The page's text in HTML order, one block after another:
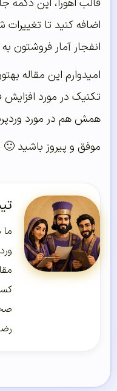
اضافه کنید تا
انفجار آمار فروشتون
امیدوارم این مقاله
تکنیک در مورد
همش هم در مورد
موفق و پیروز باشید 🙂